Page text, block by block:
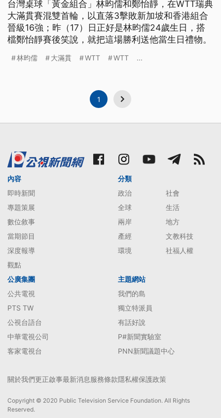
台灣桌球「黃金組合」林昀儒和鄭怡靜，在WTT瑞典
大滿貫賽混雙首輪，以直落3擊敗新加坡和香港組合
晉級16強；昨（17）日正好是林昀儒24歲生日，搭
檔鄭怡靜賽後笑說，就把這場勝利送他當生日禮物。
林昀儒 大滿貫 WTT WTT ...
1
內容
即時新聞
專題策展
數位敘事
當期節目
深度報導
觀點
分類
政治
社會
全球
生活
兩岸
地方
產經
文教科技
環境
社福人權
公廣集團
公共電視
PTS TW
公視台語台
中華電視公司
客家電視台
主題網站
我們的島
獨立特派員
有話好說
P#新聞實驗室
PNN新聞議題中心
關於我們更正啟事最新消息服務條款隱私權保護政策
Copyright © 2020 Public Television Service Foundation. All Rights
Reserved.